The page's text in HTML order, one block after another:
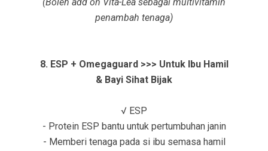
(Boleh add on Vita-Lea sebagai multivitamin
penambah tenaga)
8. ESP + Omegaguard >>> Untuk Ibu Hamil
& Bayi Sihat Bijak
√ ESP
- Protein ESP bantu untuk pertumbuhan janin
- Memberi tenaga pada si ibu semasa hamil